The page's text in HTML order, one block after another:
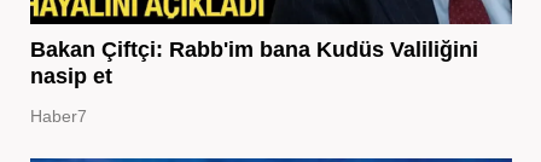
Bakan Çiftçi: Rabb'im bana Kudüs Valiliğini
nasip et
Haber7